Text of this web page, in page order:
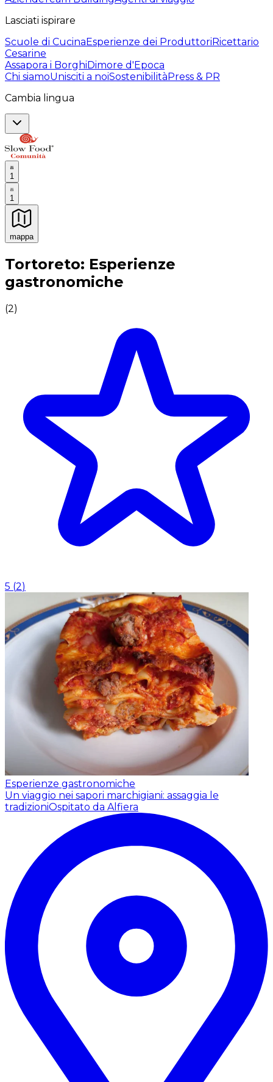
Lasciati ispirare
Scuole di CucinaEsperienze dei ProduttoriRicettario
Cesarine
Assapora i BorghiDimore d'Epoca
Chi siamoUnisciti a noiSostenibilitàPress & PR
Cambia lingua
1
1
mappa
Esperienze culinarie indimenticabili: Esperienze
Tortoreto: Esperienze
gastronomiche
(2)
5 (2)
Esperienze gastronomiche
Un viaggio nei sapori marchigiani: assaggia le
tradizioniOspitato da Alfiera